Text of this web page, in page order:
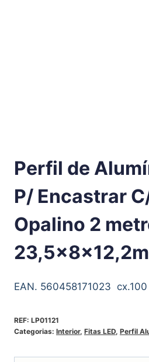
Perfil de
P/ Encastrar
Opalino 2
EAN. 560458171023 cx.100
REF: LP01121
Categorias: Interior, Fitas LED, Perfil